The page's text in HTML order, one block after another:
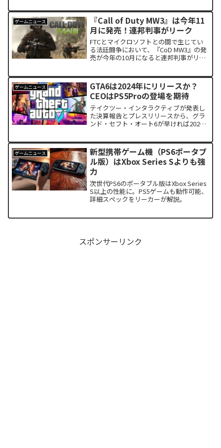
ゲームニュース
『Call of Duty MW3』は今年11
月に発売！連邦判事がリーク
FTCとマイクロソフトとの間で生じてい
る法廷闘争において、『CoD MW3』の発
売が今年の10月になると連邦判事がリー
ご覧ください。
ゲームニュース
GTA6は2024年にリリースか？
CEOはPS5Proの登場を期待
テイクツー・インタラクティブが発表し
た決算報告とプレスリリースから、グラ
ンド・セフト・オート6が早ければ2024
PS5Proなどの次世代機が登場する可能性
は高いと述べました。
ゲームニュース
新型携帯ゲーム機（PS6ポータブ
ル版）はXbox Series Sよりも強
力
次世代PS6のポータブル版はXbox Series
S以上の性能に。PS5ゲームも動作可能、
詳細スペックをリーカーが解説。
スポンサーリンク